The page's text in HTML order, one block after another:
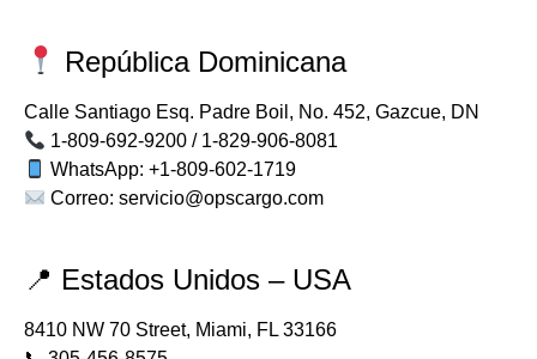
República Dominicana
Calle Santiago Esq. Padre Boil, No. 452, Gazcue, DN
1-809-692-9200 / 1-829-906-8081
WhatsApp:‪+1-809-602-1719
Correo:servicio@opscargo.com
📍 Estados Unidos – USA
8410 NW 70 Street, Miami, FL 33166